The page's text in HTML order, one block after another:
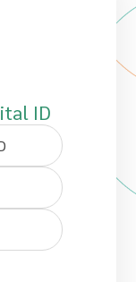
ID